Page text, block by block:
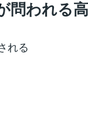
問われる
れる